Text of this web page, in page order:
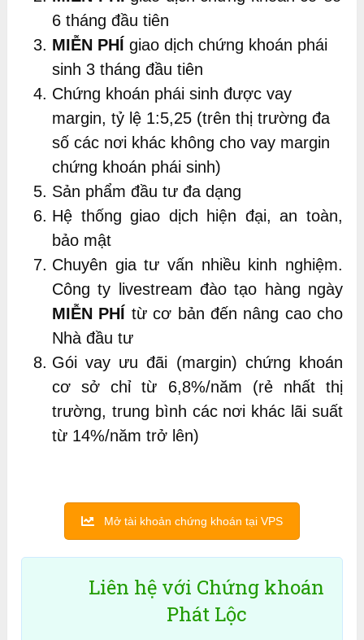
6 tháng đầu tiên
MIỄN PHÍ giao dịch chứng khoán phái
sinh 3 tháng đầu tiên
Chứng khoán phái sinh được vay
margin, tỷ lệ 1:5,25 (trên thị trường đa
số các nơi khác không cho vay margin
chứng khoán phái sinh)
Sản phẩm đầu tư đa dạng
Hệ thống giao dịch hiện đại, an toàn,
bảo mật
Chuyên gia tư vấn nhiều kinh nghiệm.
Công ty livestream đào tạo hàng ngày
MIỄN PHÍ từ cơ bản đến nâng cao cho
Nhà đầu tư
Gói vay ưu đãi (margin) chứng khoán
cơ sở chỉ từ 6,8%/năm (rẻ nhất thị
trường, trung bình các nơi khác lãi suất
từ 14%/năm trở lên)
Mở tài khoản chứng khoán tại VPS
Liên hệ với Chứng khoán
Phát Lộc